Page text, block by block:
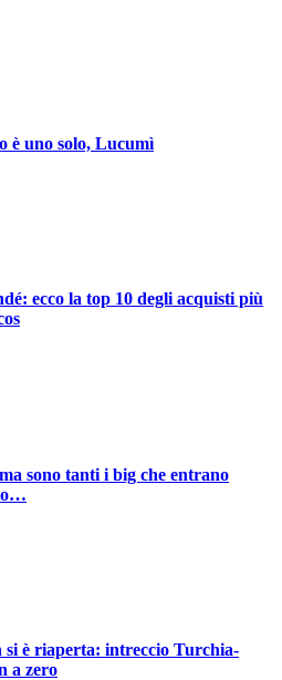
è uno solo, Lucumì
ecco la top 10 degli acquisti più
sono tanti i big che entrano
è riaperta: intreccio Turchia-
a zero